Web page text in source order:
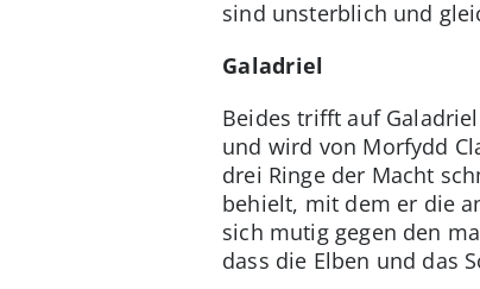
sind unsterblich und
Galadriel
Beides trifft auf
und wird von Morfydd
drei Ringe der Macht
behielt, mit dem er die
sich mutig gegen den
dass die Elben und das